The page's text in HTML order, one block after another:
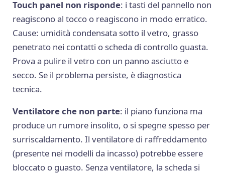
Touch panel non risponde: i tasti del pannello non
reagiscono al tocco o reagiscono in modo erratico.
Cause: umidità condensata sotto il vetro, grasso
penetrato nei contatti o scheda di controllo guasta.
Prova a pulire il vetro con un panno asciutto e
secco. Se il problema persiste, è diagnostica
tecnica.
Ventilatore che non parte: il piano funziona ma
produce un rumore insolito, o si spegne spesso per
surriscaldamento. Il ventilatore di raffreddamento
(presente nei modelli da incasso) potrebbe essere
bloccato o guasto. Senza ventilatore, la scheda si